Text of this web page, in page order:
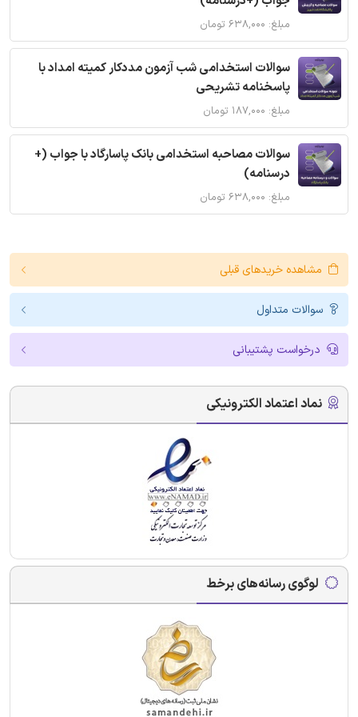
مبلغ: ۶۳۸,۰۰۰ تومان
سوالات استخدامی شب آزمون مددکار کمیته امداد با
پاسخنامه تشریحی
مبلغ: ۱۸۷,۰۰۰ تومان
سوالات مصاحبه استخدامی بانک پاسارگاد با جواب (+
درسنامه)
مبلغ: ۶۳۸,۰۰۰ تومان
مشاهده خریدهای قبلی
سوالات متداول
درخواست پشتیبانی
نماد اعتماد الکترونیکی
لوگوی رسانه‌های برخط